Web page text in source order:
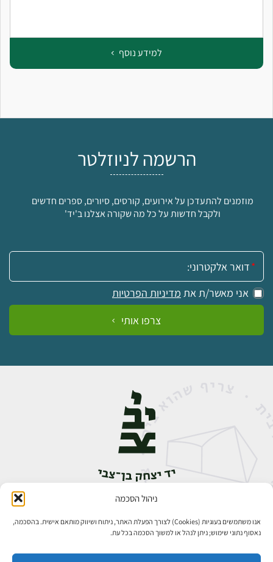
ניהול הסכמה
אנו משתמשים בעוגיות (Cookies) לצורך הפעלת האתר, ניתוח ושיווק מותאם אישית. בהסכמה,
נאסוף נתוני שימוש; ניתן לנהל או למשוך הסכמה בכל עת.
למידע נוסף
הרשמה לניוזלטר
מוזמנים להתעדכן על אירועים, קורסים, סיורים, ספרים חדשים
ולקבל חדשות על כל מה שקורה אצלנו ב'יד'
אימייל:
אני מאשר/ת את מדיניות הפרטיות
צרפו אותי
אבן גבירול 14, רחביה, ירושלים